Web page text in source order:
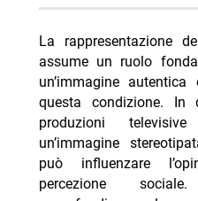
-- sfide e realtà quotidiana
- il passo verso una
- personaggi, ospiti e
-- Scopri di più da Jump
-- RispondiAnnulla
- Filippo Bisciglia sogna
La rappresentazione
assume un ruolo
un’immagine
questa condizione. In
produzioni
un’immagine
può influenzare
percezione